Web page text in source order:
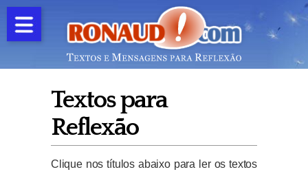
Textos para
Reflexão
Clique nos títulos abaixo para ler os textos